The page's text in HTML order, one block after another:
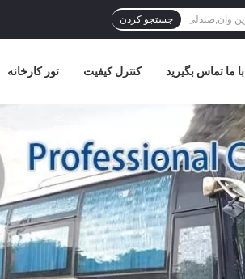
جستجو کردن
تور کارخانه کنترل کیفیت با ما تماس بگیرید